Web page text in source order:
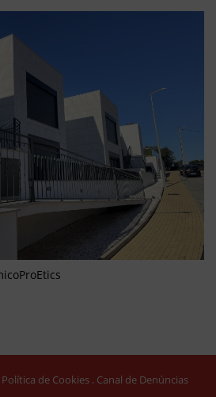
Política de Cookies Canal de Denúncias